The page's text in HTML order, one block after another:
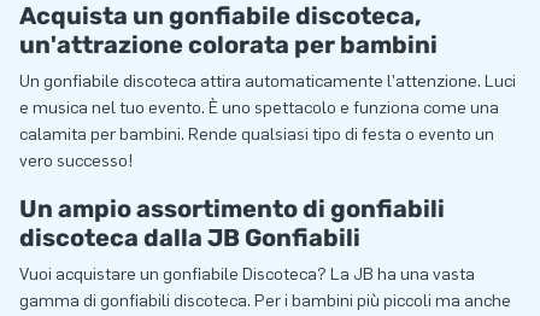
Acquista un gonfiabile discoteca,
un'attrazione colorata per bambini
Un gonfiabile discoteca attira automaticamente l’attenzione. Luci
e musica nel tuo evento. È uno spettacolo e funziona come una
calamita per bambini. Rende qualsiasi tipo di festa o evento un
vero successo!
Un ampio assortimento di gonfiabili
discoteca dalla JB Gonfiabili
Vuoi acquistare un gonfiabile Discoteca? La JB ha una vasta
gamma di gonfiabili discoteca. Per i bambini più piccoli ma anche